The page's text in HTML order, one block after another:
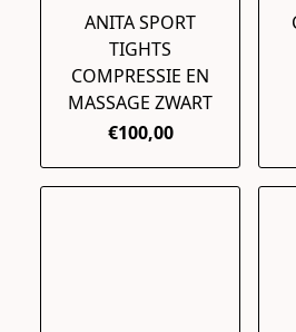
ANITA SPORT
TIGHTS
COMPRESSIE EN
MASSAGE ZWART
€100,00